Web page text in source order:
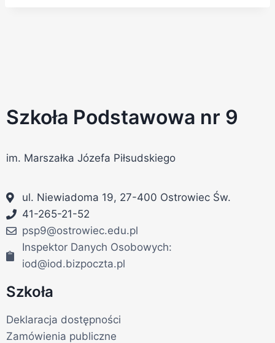
Szkoła Podstawowa nr 9
im. Marszałka Józefa Piłsudskiego
ul. Niewiadoma 19, 27-400 Ostrowiec Św.
41-265-21-52
psp9@ostrowiec.edu.pl
Inspektor Danych Osobowych:
iod@iod.bizpoczta.pl
Szkoła
Deklaracja dostępności
Zamówienia publiczne